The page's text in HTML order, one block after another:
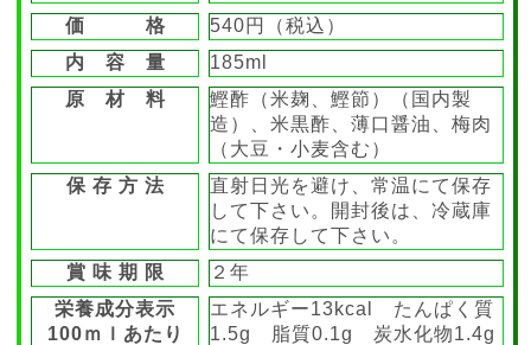
価 格
540円（税込）
内 容 量
185ml
原 材 料
鰹酢（米麹、鰹節）（国内製
造）、米黒酢、薄口醤油、梅肉
（大豆・小麦含む）
保 存 方 法
直射日光を避け、常温にて保存
して下さい。開封後は、冷蔵庫
にて保存して下さい。
賞 味 期 限
２年
栄養成分表示
100ｍｌあたり
エネルギー13kcal たんぱく質
1.5g 脂質0.1g 炭水化物1.4g